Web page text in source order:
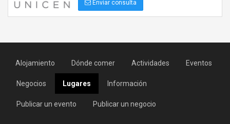
Enviar consulta
Alojamiento Dónde comer Actividades Eventos
Negocios Lugares Información
Publicar un evento Publicar un negocio